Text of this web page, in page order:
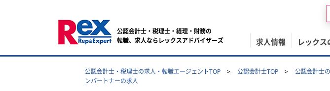
公認会計士・税理士・経理・財務の
転職、求人ならレックスアドバイザーズ
求人情報 レックス
公認会計士・税理士の求人・転職エージェントTOP 公認会計士TOP 公認会計士
ンパートナーの求人